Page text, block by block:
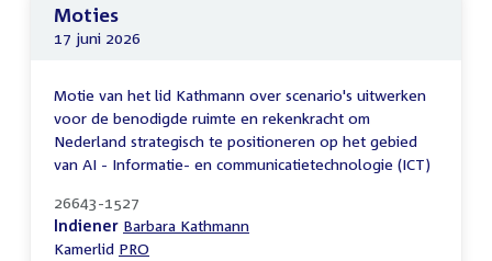
Moties
17 juni 2026
Motie van het lid Kathmann over scenario's uitwerken
voor de benodigde ruimte en rekenkracht om
Nederland strategisch te positioneren op het gebied
van AI - Informatie- en communicatietechnologie (ICT)
26643-1527
Indiener Barbara Kathmann
Kamerlid PRO